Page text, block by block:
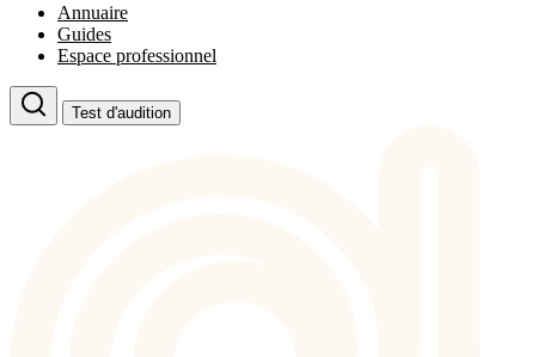
Annuaire
Guides
Espace professionnel
Test d'audition